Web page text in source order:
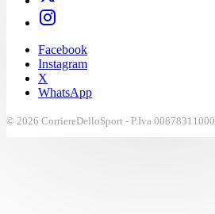
Facebook
Instagram
X
WhatsApp
© 2026 CorriereDelloSport - P.Iva 00878311000